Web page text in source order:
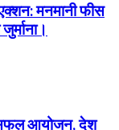
मनमानी फीस
आयोजन, देश